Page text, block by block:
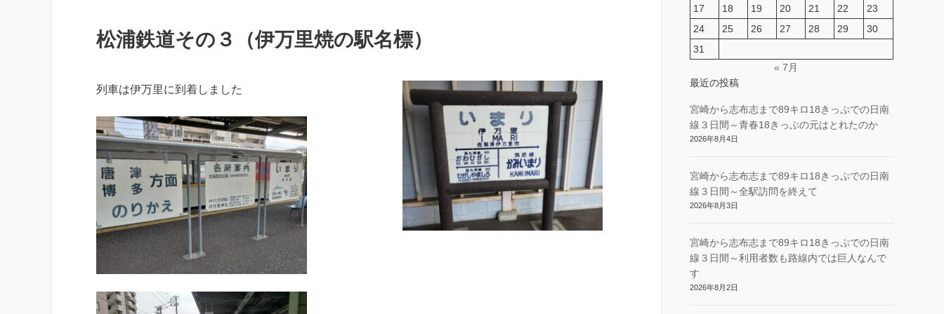
松浦鉄道その３（伊万里焼の駅名標）
列車は伊万里に到着しました
17 18 19 20 21 22
23
24
25 26 27 28 29
30
31
« 7月
最近の投稿
宮崎から志布志まで89キロ18きっぷでの日南
線３日間～青春18きっぷの元はとれたのか
2026年8月4日
宮崎から志布志まで89キロ18きっぷでの日南
線３日間～全駅訪問を終えて
2026年8月3日
宮崎から志布志まで89キロ18きっぷでの日南
線３日間～利用者数も路線内では巨人なんで
す
2026年8月2日